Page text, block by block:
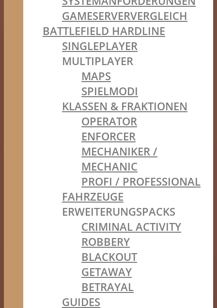
GAMESERVERVERGLEICH
BATTLEFIELD HARDLINE
SINGLEPLAYER
MULTIPLAYER
MAPS
SPIELMODI
KLASSEN & FRAKTIONEN
OPERATOR
ENFORCER
MECHANIKER /
MECHANIC
PROFI / PROFESSIONAL
FAHRZEUGE
ERWEITERUNGSPACKS
CRIMINAL ACTIVITY
ROBBERY
BLACKOUT
GETAWAY
BETRAYAL
GUIDES